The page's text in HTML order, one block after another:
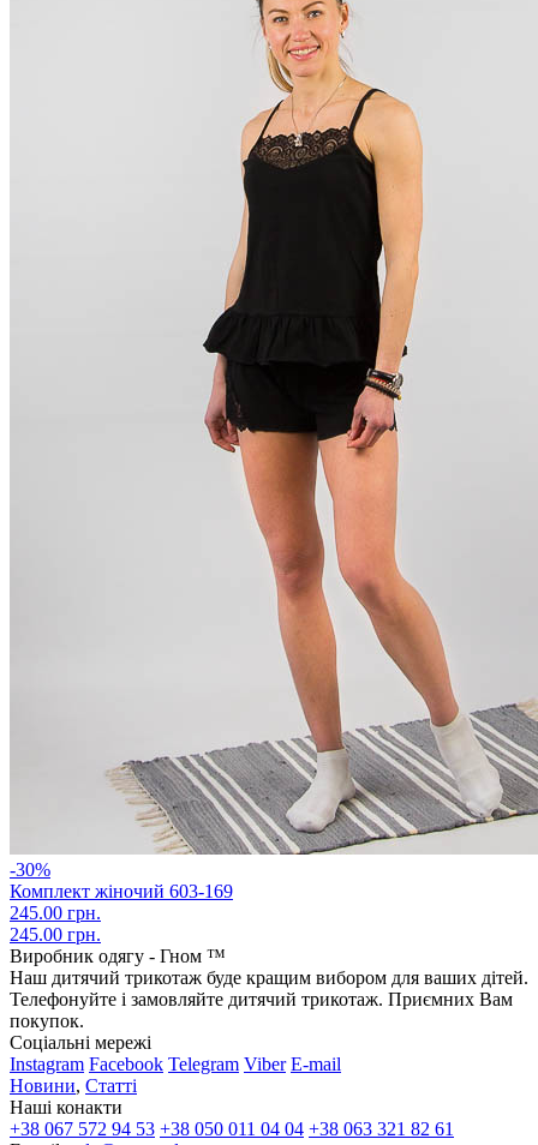
-30%
Комплект жіночий 603-169
245.00 грн.
245.00 грн.
Виробник одягу - Гном ™
Наш дитячий трикотаж буде кращим вибором для ваших дітей.
Телефонуйте і замовляйте дитячий трикотаж. Приємних Вам
покупок.
Соціальні мережі
Instagram Facebook Telegram Viber E-mail
Новини, Статті
Наші конакти
+38 067 572 94 53 +38 050 011 04 04 +38 063 321 82 61